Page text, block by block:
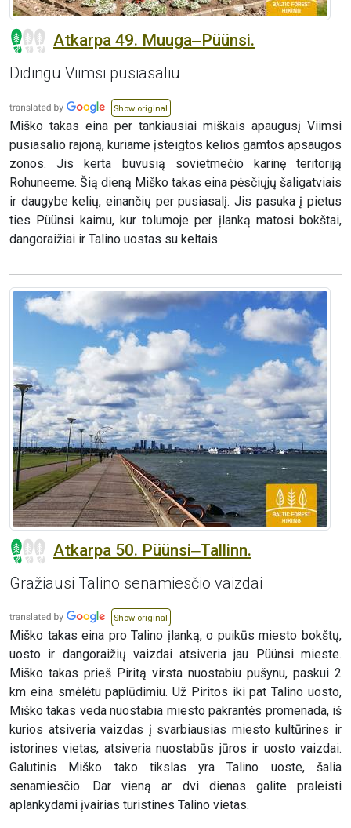
Atkarpa 49. Muuga‒Püünsi.
Didingu Viimsi pusiasaliu
Show original
Miško takas eina per tankiausiai miškais apaugusį Viimsi
pusiasalio rajoną, kuriame įsteigtos kelios gamtos apsaugos
zonos. Jis kerta buvusią sovietmečio karinę teritoriją
Rohuneeme. Šią dieną Miško takas eina pėsčiųjų šaligatviais
ir daugybe kelių, einančių per pusiasalį. Jis pasuka į pietus
ties Püünsi kaimu, kur tolumoje per įlanką matosi bokštai,
dangoraižiai ir Talino uostas su keltais.
Atkarpa 50. Püünsi‒Tallinn.
Gražiausi Talino senamiesčio vaizdai
Show original
Miško takas eina pro Talino įlanką, o puikūs miesto bokštų,
uosto ir dangoraižių vaizdai atsiveria jau Püünsi mieste.
Miško takas prieš Piritą virsta nuostabiu pušynu, paskui 2
km eina smėlėtu paplūdimiu. Už Piritos iki pat Talino uosto,
Miško takas veda nuostabia miesto pakrantės promenada, iš
kurios atsiveria vaizdas į svarbiausias miesto kultūrines ir
istorines vietas, atsiveria nuostabūs jūros ir uosto vaizdai.
Galutinis Miško tako tikslas yra Talino uoste, šalia
senamiesčio. Dar vieną ar dvi dienas galite praleisti
aplankydami įvairias turistines Talino vietas.